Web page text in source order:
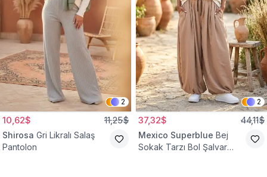
2
10,62$ 11,25$
Shirosa Gri Likralı Salaş
Pantolon
2
37,32$ 44,11$
Mexico Superblue Bej
Sokak Tarzı Bol Şalvar